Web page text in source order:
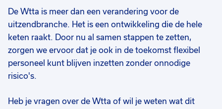
De Wtta is meer dan een verandering voor de
uitzendbranche. Het is een ontwikkeling die de hele
keten raakt. Door nu al samen stappen te zetten,
zorgen we ervoor dat je ook in de toekomst flexibel
personeel kunt blijven inzetten zonder onnodige
risico's.
Heb je vragen over de Wtta of wil je weten wat dit